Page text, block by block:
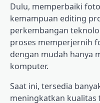
Dulu, memperbaiki
kemampuan editing
perkembangan
proses memperjernih
dengan mudah hanya
komputer.
Saat ini, tersedia
meningkatkan kualitas